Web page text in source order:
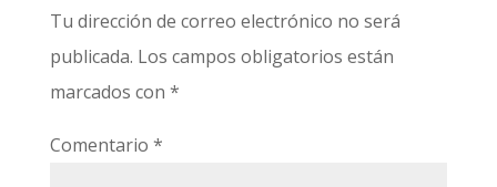
Tu dirección de correo electrónico no será
publicada. Los campos obligatorios están
marcados con *
Comentario *